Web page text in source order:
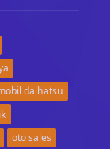
daihatsu
oto sales